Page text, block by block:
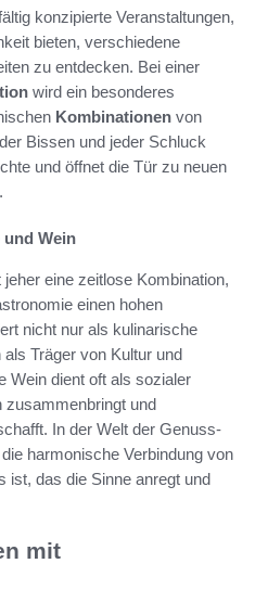
konzipierte Veranstaltungen,
bieten, verschiedene
zu entdecken. Bei einer
wird ein besonderes
Kombinationen von
Bissen und jeder Schluck
und öffnet die Tür zu neuen
und Wein
jeher eine zeitlose Kombination,
einen hohen
nicht nur als kulinarische
Träger von Kultur und
Wein dient oft als sozialer
zusammenbringt und
In der Welt der Genuss-
harmonische Verbindung von
ist, das die Sinne anregt und
mit